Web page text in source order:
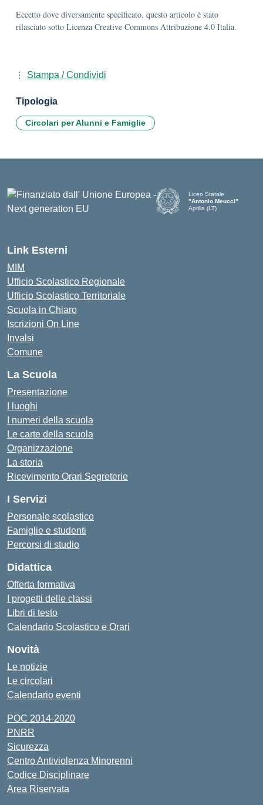
Eccetto dove diversamente specificato, questo articolo è stato
rilasciato sotto Licenza Creative Commons Attribuzione 4.0 Italia.
Stampa / Condividi
Tipologia
Circolari per Alunni e Famiglie
Liceo Statale
"Antonio Meucci"
Aprilia (LT)
Link Esterni
MIM
Ufficio Scolastico Regionale
Ufficio Scolastico Territoriale
Scuola in Chiaro
Iscrizioni On Line
Invalsi
Comune
La Scuola
Presentazione
I luoghi
I numeri della scuola
Le carte della scuola
Organizzazione
La storia
Ricevimento Orari Segreterie
I Servizi
Personale scolastico
Famiglie e studenti
Percorsi di studio
Didattica
Offerta formativa
I progetti delle classi
Libri di testo
Calendario Scolastico e Orari
Novità
Le notizie
Le circolari
Calendario eventi
POC 2014-2020
PNRR
Sicurezza
Centro Antiviolenza Minorenni
Codice Disciplinare
Area Riservata